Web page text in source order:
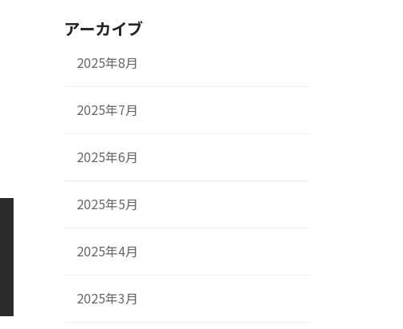
アーカイブ
2025年8月
2025年7月
2025年6月
2025年5月
2025年4月
2025年3月